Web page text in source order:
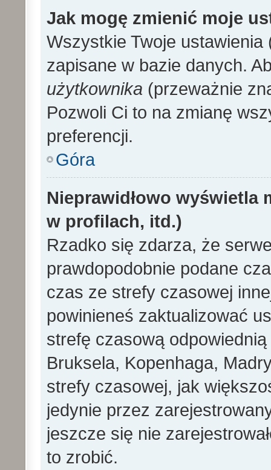
Jak mogę zmienić moje
Wszystkie Twoje
zapisane w bazie danych.
użytkownika (przeważnie
Pozwoli Ci to na zmianę
preferencji.
Góra
Nieprawidłowo wyświetla
w profilach, itd.)
Rzadko się zdarza, że
prawdopodobnie podane
czas ze strefy czasowej
powinieneś zaktualizować
strefę czasową
Bruksela, Kopenhaga,
strefy czasowej, jak
jedynie przez
jeszcze się nie
to zrobić.